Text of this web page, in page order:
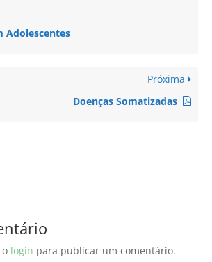
Adolescentes
Próxima
Doenças Somatizadas
login para publicar um comentário.